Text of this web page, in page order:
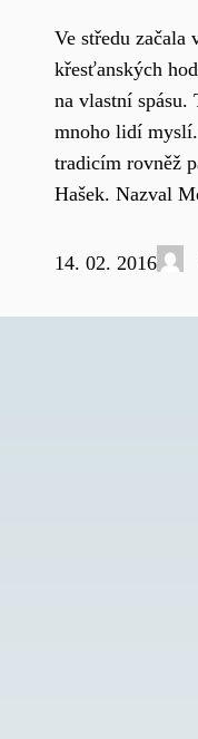
Ve středu začala
křesťanských
na vlastní
mnoho lidí
tradicím rovněž
Hašek. Nazval
14. 02. 2016